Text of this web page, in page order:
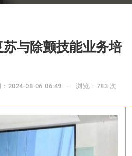
与除颤技能业务培
2024-08-06 06:49 浏览：783 次